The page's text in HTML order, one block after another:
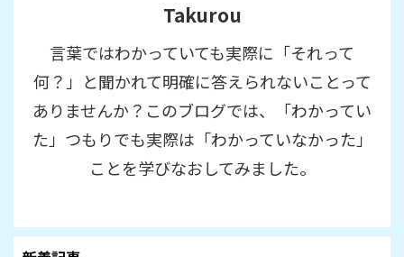
Takurou
言葉ではわかっていても実際に「それって
何？」と聞かれて明確に答えられないことって
ありませんか？このブログでは、「わかってい
た」つもりでも実際は「わかっていなかった」
ことを学びなおしてみました。